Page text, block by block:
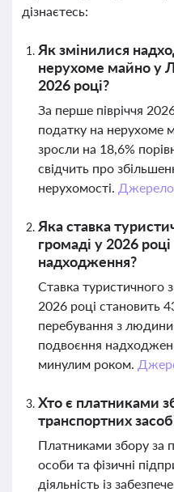
дізнаєтесь:
Як змінилися
нерухоме майно у
2026 році?
За перше півріччя
податку на нерухоме
зросли на 18,6%
свідчить про
нерухомості. Джерело
Яка ставка
громаді у 2026
надходження?
Ставка туристичного
2026 році становить
перебування з
подвоєння
минулим роком.
Хто є платниками
транспортних
Платниками збору за
особи та фізичні
діяльність із